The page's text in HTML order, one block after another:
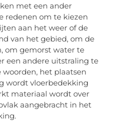
met een ander
redenen om te kiezen
aan het weer of de
van het gebied, om de
om gemorst water te
een andere uitstraling te
woorden, het plaatsen
wordt vloerbedekking
materiaal wordt over
aangebracht in het